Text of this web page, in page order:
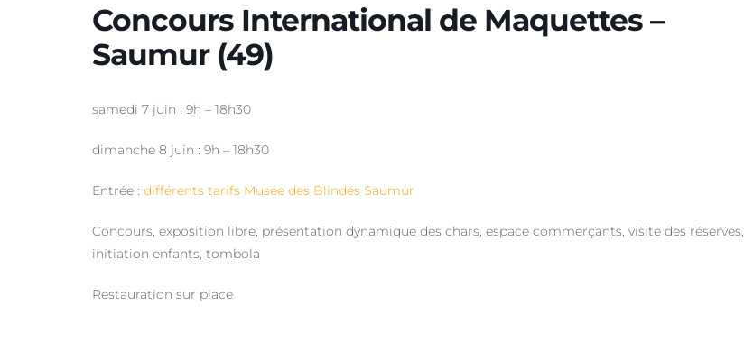
Concours International de Maquettes –
Saumur (49)
samedi 7 juin : 9h – 18h30
dimanche 8 juin : 9h – 18h30
Entrée : différents tarifs Musée des Blindés Saumur
Concours, exposition libre, présentation dynamique des chars, espace commerçants, visite des réserves,
initiation enfants, tombola
Restauration sur place